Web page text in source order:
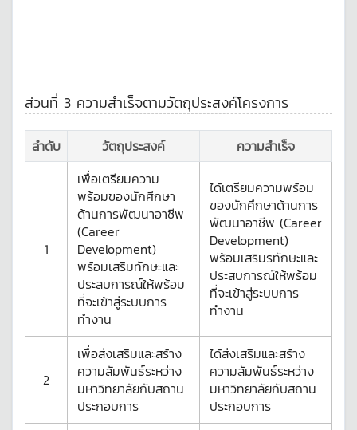
ส่วนที่ 3 ความสำเร็จตามวัตถุประสงค์โครงการ
ลำดับ วัตถุประสงค์ ความสำเร็จ
1
เพื่อเตรียมความ
พร้อมของนักศึกษา
ด้านการพัฒนาอาชีพ
(Career
Development)
พร้อมเสริมทักษะและ
ประสบการณ์ให้พร้อม
ที่จะเข้าสู่ระบบการ
ทำงาน
ได้เตรียมความพร้อม
ของนักศึกษาด้านการ
พัฒนาอาชีพ (Career
Development)
พร้อมเสริมรทักษะและ
ประสบการณ์ให้พร้อม
ที่จะเข้าสู่ระบบการ
ทำงาน
2
เพื่อส่งเสริมและสร้าง
ความสัมพันธ์ระหว่าง
มหาวิทยาลัยกับสถาน
ประกอบการ
ได้ส่งเสริมและสร้าง
ความสัมพันธ์ระหว่าง
มหาวิทยาลัยกับสถาน
ประกอบการ